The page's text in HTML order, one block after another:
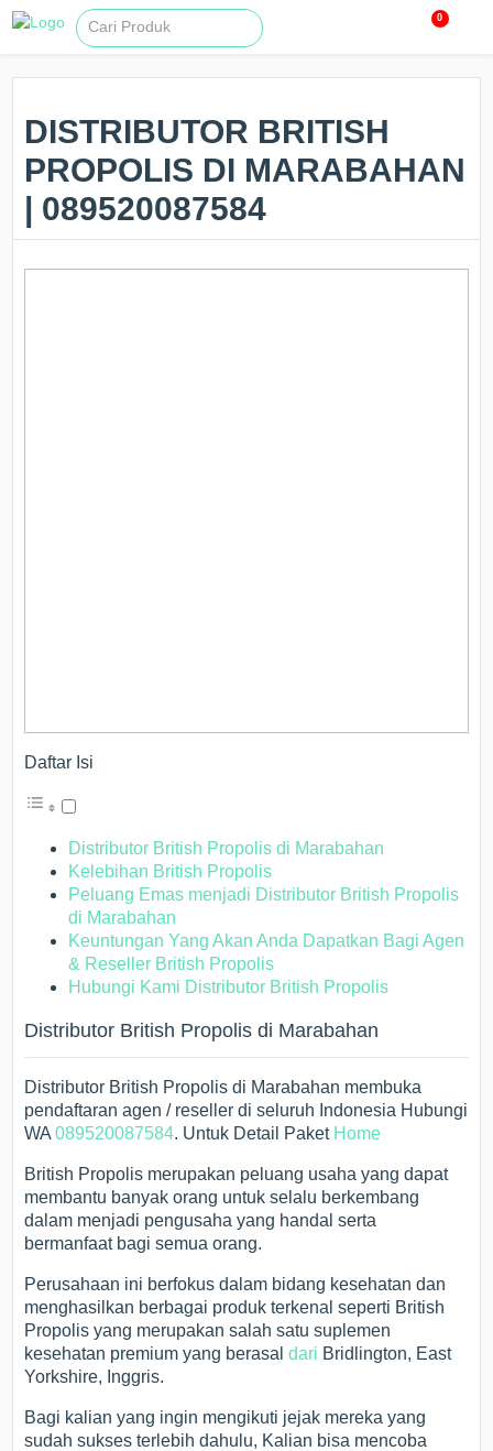
0
DISTRIBUTOR BRITISH
PROPOLIS DI MARABAHAN
| 089520087584
Daftar Isi
Distributor British Propolis di Marabahan
Kelebihan British Propolis
Peluang Emas menjadi Distributor British Propolis
di Marabahan
Keuntungan Yang Akan Anda Dapatkan Bagi Agen
& Reseller British Propolis
Hubungi Kami Distributor British Propolis
Distributor British Propolis di Marabahan
Distributor British Propolis di Marabahan membuka
pendaftaran agen / reseller di seluruh Indonesia Hubungi
WA089520087584. Untuk Detail Paket Home
British Propolis merupakan peluang usaha yang dapat
membantu banyak orang untuk selalu berkembang
dalam menjadi pengusaha yang handal serta
bermanfaat bagi semua orang.
Perusahaan ini berfokus dalam bidang kesehatan dan
menghasilkan berbagai produk terkenal seperti British
Propolis yang merupakan salah satu suplemen
kesehatan premium yang berasaldari Bridlington, East
Yorkshire, Inggris.
Bagi kalian yang ingin mengikuti jejak mereka yang
sudah sukses terlebih dahulu, Kalian bisa mencoba